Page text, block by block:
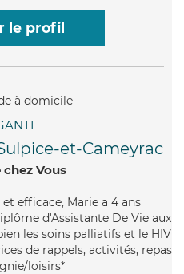
le profil
et-Cameyrac
Vous
et efficace, Marie a 4 ans
d'Assistante De Vie aux
les soins palliatifs et le HIV
de rappels, activités, repas
loisirs*